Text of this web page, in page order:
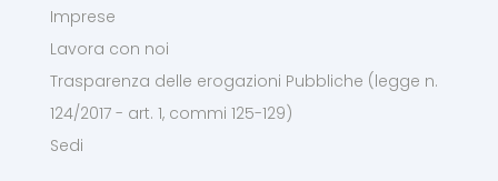
Imprese
Lavora con noi
Trasparenza delle erogazioni Pubbliche (legge n.
124/2017 - art. 1, commi 125-129)
Sedi